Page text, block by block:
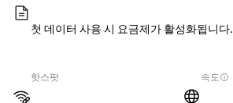
첫 데이터 사용 시 요금제가 활성화됩니다.
핫스팟 속도